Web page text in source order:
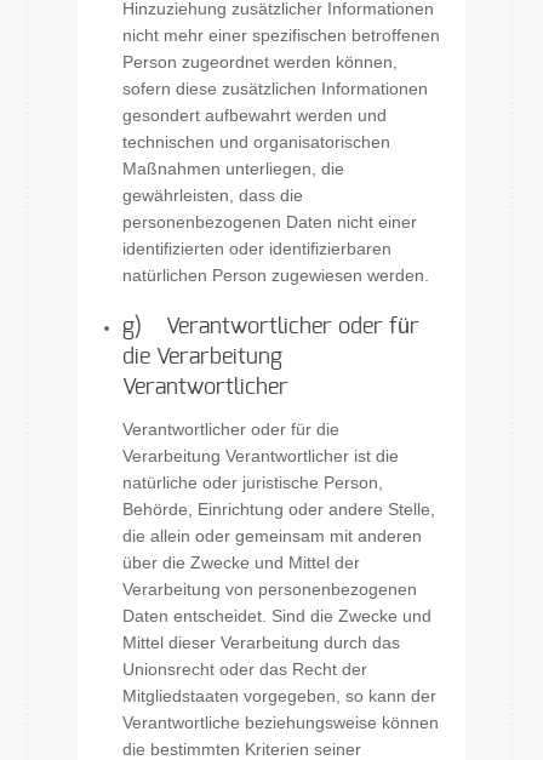
Hinzuziehung zusätzlicher Informationen
nicht mehr einer spezifischen betroffenen
Person zugeordnet werden können,
sofern diese zusätzlichen Informationen
gesondert aufbewahrt werden und
technischen und organisatorischen
Maßnahmen unterliegen, die
gewährleisten, dass die
personenbezogenen Daten nicht einer
identifizierten oder identifizierbaren
natürlichen Person zugewiesen werden.
g) Verantwortlicher oder für
die Verarbeitung
Verantwortlicher
Verantwortlicher oder für die
Verarbeitung Verantwortlicher ist die
natürliche oder juristische Person,
Behörde, Einrichtung oder andere Stelle,
die allein oder gemeinsam mit anderen
über die Zwecke und Mittel der
Verarbeitung von personenbezogenen
Daten entscheidet. Sind die Zwecke und
Mittel dieser Verarbeitung durch das
Unionsrecht oder das Recht der
Mitgliedstaaten vorgegeben, so kann der
Verantwortliche beziehungsweise können
die bestimmten Kriterien seiner